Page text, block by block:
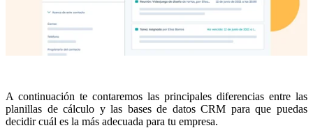
A continuación te contaremos las principales diferencias entre las
planillas de cálculo y las bases de datos CRM para que puedas
decidir cuál es la más adecuada para tu empresa.